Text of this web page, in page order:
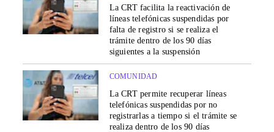
La CRT facilita la reactivación de
líneas telefónicas suspendidas por
falta de registro si se realiza el
trámite dentro de los 90 días
siguientes a la suspensión
COMUNIDAD
La CRT permite recuperar líneas
telefónicas suspendidas por no
registrarlas a tiempo si el trámite se
realiza dentro de los 90 días